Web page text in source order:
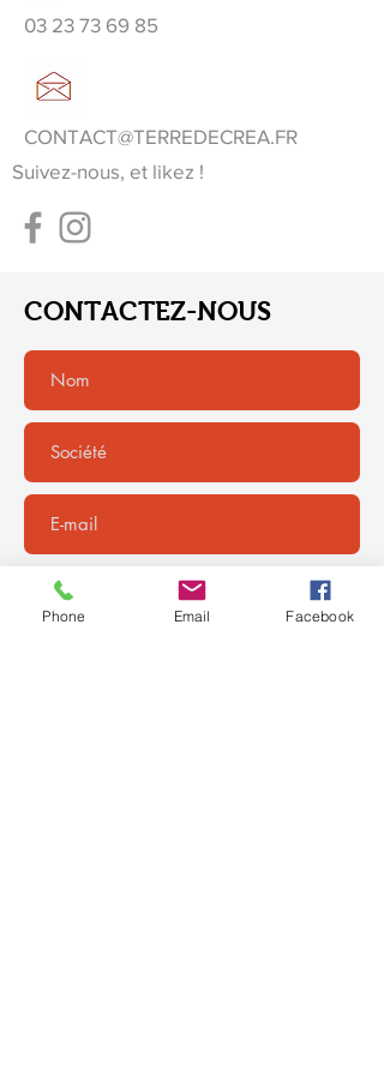
03 23 73 69 85
CONTACT@TERREDECREA.FR
Suivez-nous, et likez !
CONTACTEZ-NOUS
Phone Email Facebook